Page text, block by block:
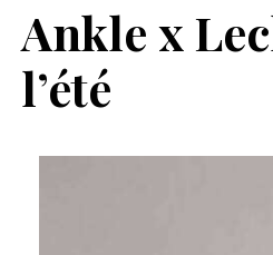
Ankle x
l’été